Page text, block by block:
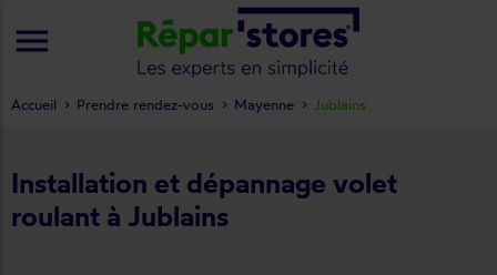
Installation et dépannage volet
roulant à Jublains
Accueil Prendre rendez-vous Mayenne Jublains
menu